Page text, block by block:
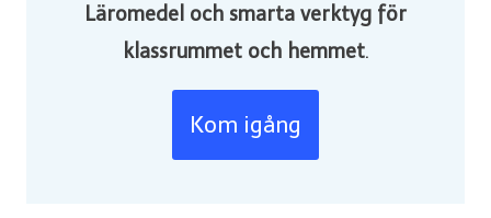
Läromedel och smarta verktyg för
klassrummet och hemmet.
Kom igång